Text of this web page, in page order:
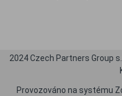
2024 Czech Partners Group
Provozováno na systému